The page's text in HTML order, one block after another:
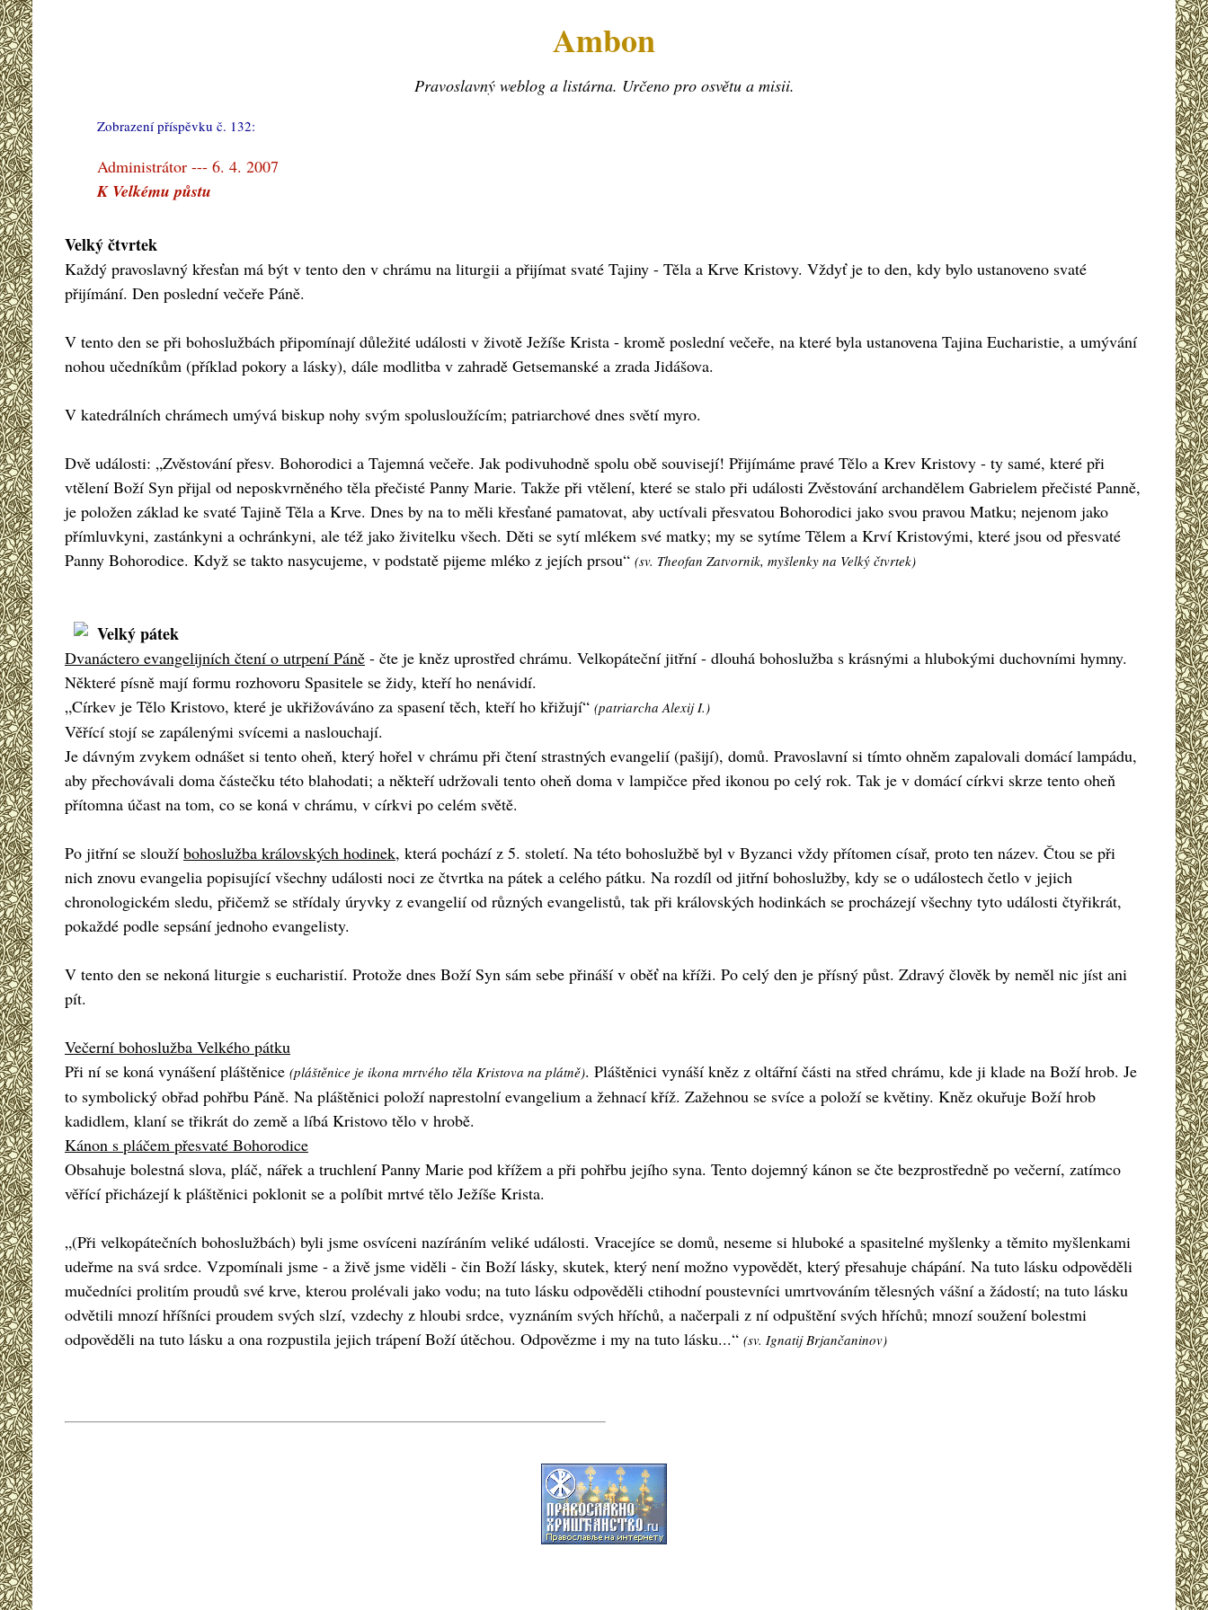
Ambon
Pravoslavný weblog a listárna. Určeno pro osvětu a misii.
Zobrazení příspěvku č. 132:
Administrátor --- 6. 4. 2007
K Velkému půstu
Velký čtvrtek
Každý pravoslavný křesťan má být v tento den v chrámu na liturgii a přijímat svaté Tajiny - Těla a Krve Kristovy. Vždyť je to den, kdy bylo ustanoveno svaté
přijímání. Den poslední večeře Páně.
V tento den se při bohoslužbách připomínají důležité události v životě Ježíše Krista - kromě poslední večeře, na které byla ustanovena Tajina Eucharistie, a umývání
nohou učedníkům (příklad pokory a lásky), dále modlitba v zahradě Getsemanské a zrada Jidášova.
V katedrálních chrámech umývá biskup nohy svým spolusloužícím; patriarchové dnes světí myro.
Dvě události: „Zvěstování přesv. Bohorodici a Tajemná večeře. Jak podivuhodně spolu obě souvisejí! Přijímáme pravé Tělo a Krev Kristovy - ty samé, které při
vtělení Boží Syn přijal od neposkvrněného těla přečisté Panny Marie. Takže při vtělení, které se stalo při události Zvěstování archandělem Gabrielem přečisté Panně,
je položen základ ke svaté Tajině Těla a Krve. Dnes by na to měli křesťané pamatovat, aby uctívali přesvatou Bohorodici jako svou pravou Matku; nejenom jako
přímluvkyni, zastánkyni a ochránkyni, ale též jako živitelku všech. Děti se sytí mlékem své matky; my se sytíme Tělem a Krví Kristovými, které jsou od přesvaté
Panny Bohorodice. Když se takto nasycujeme, v podstatě pijeme mléko z jejích prsou“ (sv. Theofan Zatvornik, myšlenky na Velký čtvrtek)
Velký pátek
Dvanáctero evangelijních čtení o utrpení Páně - čte je kněz uprostřed chrámu. Velkopáteční jitřní - dlouhá bohoslužba s krásnými a hlubokými duchovními hymny.
Některé písně mají formu rozhovoru Spasitele se židy, kteří ho nenávidí.
„Církev je Tělo Kristovo, které je ukřižováváno za spasení těch, kteří ho křižují“ (patriarcha Alexij I.)
Věřící stojí se zapálenými svícemi a naslouchají.
Je dávným zvykem odnášet si tento oheň, který hořel v chrámu při čtení strastných evangelií (pašijí), domů. Pravoslavní si tímto ohněm zapalovali domácí lampádu,
aby přechovávali doma částečku této blahodati; a někteří udržovali tento oheň doma v lampičce před ikonou po celý rok. Tak je v domácí církvi skrze tento oheň
přítomna účast na tom, co se koná v chrámu, v církvi po celém světě.
Po jitřní se slouží bohoslužba královských hodinek, která pochází z 5. století. Na této bohoslužbě byl v Byzanci vždy přítomen císař, proto ten název. Čtou se při
nich znovu evangelia popisující všechny události noci ze čtvrtka na pátek a celého pátku. Na rozdíl od jitřní bohoslužby, kdy se o událostech četlo v jejich
chronologickém sledu, přičemž se střídaly úryvky z evangelií od různých evangelistů, tak při královských hodinkách se procházejí všechny tyto události čtyřikrát,
pokaždé podle sepsání jednoho evangelisty.
V tento den se nekoná liturgie s eucharistií. Protože dnes Boží Syn sám sebe přináší v oběť na kříži. Po celý den je přísný půst. Zdravý člověk by neměl nic jíst ani
pít.
Večerní bohoslužba Velkého pátku
Při ní se koná vynášení pláštěnice (pláštěnice je ikona mrtvého těla Kristova na plátně). Pláštěnici vynáší kněz z oltářní části na střed chrámu, kde ji klade na Boží hrob. Je
to symbolický obřad pohřbu Páně. Na pláštěnici položí naprestolní evangelium a žehnací kříž. Zažehnou se svíce a položí se květiny. Kněz okuřuje Boží hrob
kadidlem, klaní se třikrát do země a líbá Kristovo tělo v hrobě.
Kánon s pláčem přesvaté Bohorodice
Obsahuje bolestná slova, pláč, nářek a truchlení Panny Marie pod křížem a při pohřbu jejího syna. Tento dojemný kánon se čte bezprostředně po večerní, zatímco
věřící přicházejí k pláštěnici poklonit se a políbit mrtvé tělo Ježíše Krista.
„(Při velkopátečních bohoslužbách) byli jsme osvíceni nazíráním veliké události. Vracejíce se domů, neseme si hluboké a spasitelné myšlenky a těmito myšlenkami
udeřme na svá srdce. Vzpomínali jsme - a živě jsme viděli - čin Boží lásky, skutek, který není možno vypovědět, který přesahuje chápání. Na tuto lásku odpověděli
mučedníci prolitím proudů své krve, kterou prolévali jako vodu; na tuto lásku odpověděli ctihodní poustevníci umrtvováním tělesných vášní a žádostí; na tuto lásku
odvětili mnozí hříšníci proudem svých slzí, vzdechy z hloubi srdce, vyznáním svých hříchů, a načerpali z ní odpuštění svých hříchů; mnozí soužení bolestmi
odpověděli na tuto lásku a ona rozpustila jejich trápení Boží útěchou. Odpovězme i my na tuto lásku...“ (sv. Ignatij Brjančaninov)